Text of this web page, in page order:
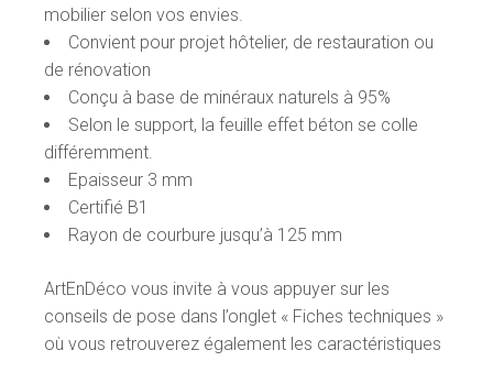
mobilier selon vos envies.
Convient pour projet hôtelier, de restauration ou
de rénovation
Conçu à base de minéraux naturels à 95%
Selon le support, la feuille effet béton se colle
différemment.
Epaisseur 3 mm
Certifié B1
Rayon de courbure jusqu’à 125 mm
ArtEnDéco vous invite à vous appuyer sur les
conseils de pose dans l’onglet « Fiches techniques »
où vous retrouverez également les caractéristiques